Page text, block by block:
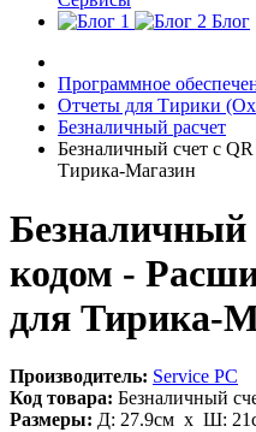
Блог
Программное
Отчеты для Тирики
Безналичный расчет
Безналичный счет с
Тирика-Магазин
Безналичный
кодом -
для Тирика-
Производитель: Service PC
Код товара: Безналичный
Размеры: Д: 27.9см х Ш: